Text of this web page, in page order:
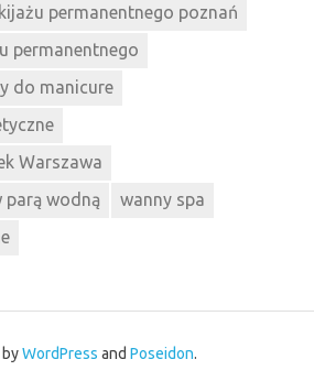
permanentnego poznań
permanentnego
do manicure
Warszawa
parą wodną
wanny spa
WordPress and Poseidon.